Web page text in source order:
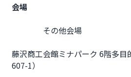
会場
藤沢商工会館ミナパーク 6階多目
607-1）